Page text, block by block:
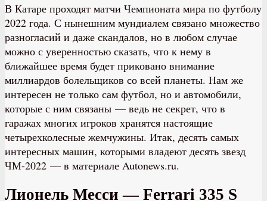
В Катаре проходят матчи Чемпионата мира по футболу
2022 года. С нынешним мундиалем связано множество
разногласий и даже скандалов, но в любом случае
можно с уверенностью сказать, что к нему в
ближайшее время будет приковано внимание
миллиардов болельщиков со всей планеты. Нам же
интересен не только сам футбол, но и автомобили,
которые с ним связаны — ведь не секрет, что в
гаражах многих игроков хранятся настоящие
четырехколесные жемчужины. Итак, десять самых
интересных машин, которыми владеют десять звезд
ЧМ-2022 — в материале Autonews.ru.
Лионель Месси — Ferrari 335 S